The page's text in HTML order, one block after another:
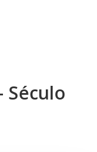
Século